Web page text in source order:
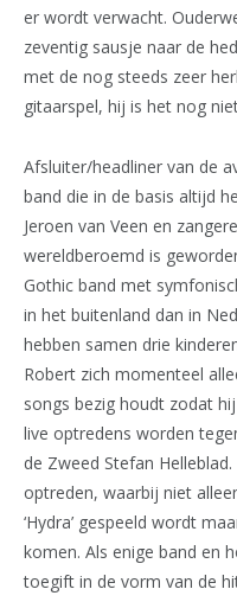
er wordt verwacht.
zeventig sausje naar de
met de nog steeds zeer
gitaarspel, hij is het nog
Afsluiter/headliner van de
band die in de basis altijd
Jeroen van Veen en
wereldberoemd is
Gothic band met
in het buitenland dan in
hebben samen drie
Robert zich momenteel
songs bezig houdt zodat
live optredens worden
de Zweed Stefan
optreden, waarbij niet
‘Hydra’ gespeeld wordt
komen. Als enige band en
toegift in de vorm van de